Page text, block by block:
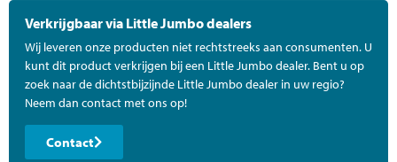
Verkrijgbaar via Little Jumbo dealers
Wij leveren onze producten niet rechtstreeks aan consumenten. U
kunt dit product verkrijgen bij een Little Jumbo dealer. Bent u op
zoek naar de dichtstbijzijnde Little Jumbo dealer in uw regio?
Neem dan contact met ons op!
Contact